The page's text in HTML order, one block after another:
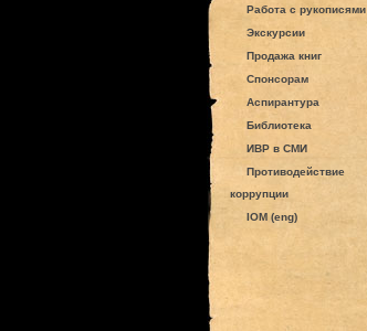
Работа с рукописями
Экскурсии
Продажа книг
Спонсорам
Аспирантура
Библиотека
ИВР в СМИ
Противодействие
коррупции
IOM (eng)